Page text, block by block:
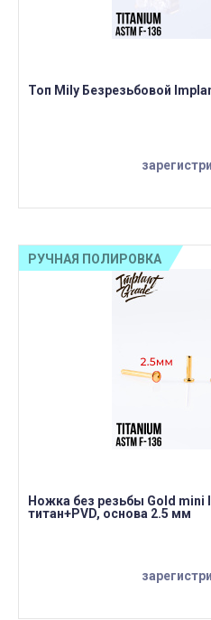
Топ Mily Безрезьбовой
Ножка без резьбы Gold mini
титан+PVD, основа 2.5 мм
РУЧНАЯ ПОЛИРОВКА